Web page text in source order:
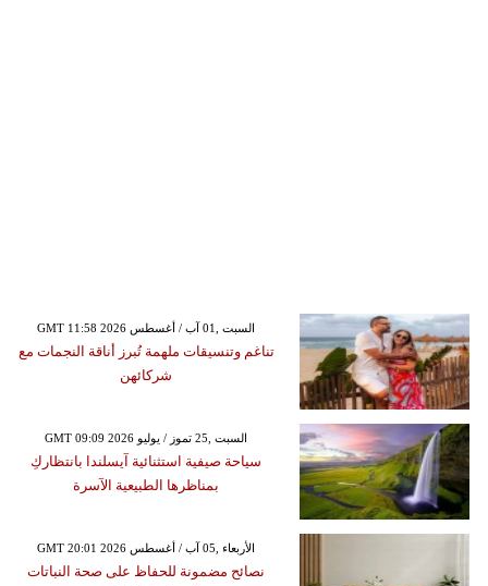
GMT 11:58 2026 السبت ,01 آب / أغسطس
تناغم وتنسيقات ملهمة تُبرز أناقة النجمات مع
شركائهن
GMT 09:09 2026 السبت ,25 تموز / يوليو
سياحة صيفية استثنائية آيسلندا بانتظاركِ
بمناظرها الطبيعية الآسرة
GMT 20:01 2026 الأربعاء ,05 آب / أغسطس
نصائح مضمونة للحفاظ على صحة النباتات